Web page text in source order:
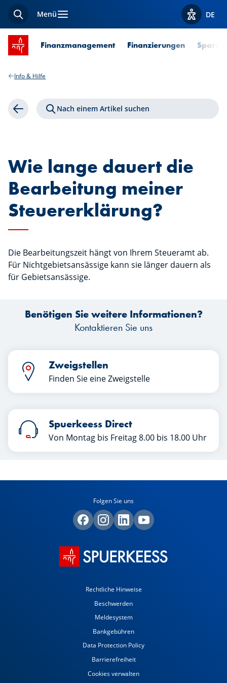
SucheMenü Optionen
DE
Startseite SPUERKEESS
Finanzmanagement Finanzierungen Sparen
Info & Hilfe
Zurück Nach einem Artikel suchen
Wie lange dauert die
Bearbeitung meiner
Steuererklärung?
Die Bearbeitungszeit hängt von Ihrem Steueramt ab.
Für Nichtgebietsansässige kann sie länger dauern als
für Gebietsansässige.
Benötigen Sie weitere Informationen?
Kontaktieren Sie uns
Zweigstellen
Finden Sie eine Zweigstelle
Spuerkeess Direct
Von Montag bis Freitag 8.00 bis 18.00 Uhr
Folgen Sie uns
Rechtliche Hinweise
Beschwerden
Meldesystem
Bankgebühren
Data Protection Policy
Barrierefreiheit
Cookies verwalten